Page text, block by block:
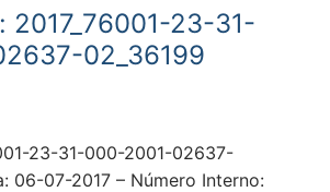
2017_76001-23-31-
02_36199
23-31-000-2001-02637-
06-07-2017 – Número Interno: